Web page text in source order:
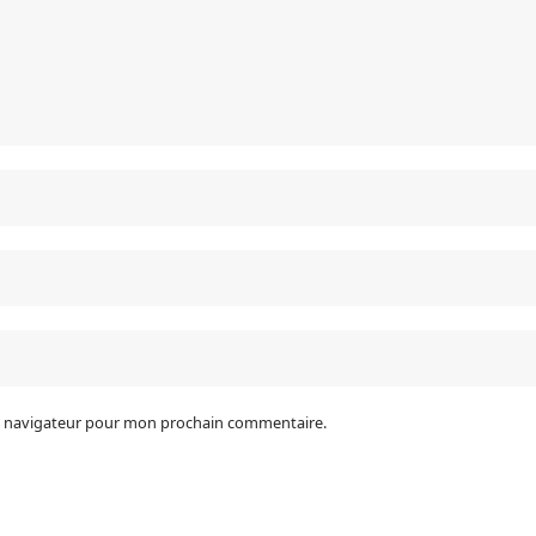
pour mon prochain commentaire.